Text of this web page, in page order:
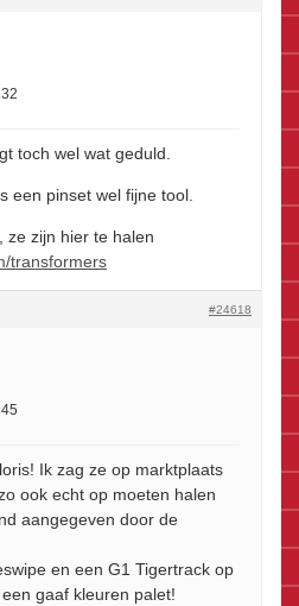
toch wel wat geduld.
een pinset wel fijne tool.
ze zijn hier te halen
transformers
#24618
Ik zag ze op marktplaats
ook echt op moeten halen
aangegeven door de
en een G1 Tigertrack op
gaaf kleuren palet!